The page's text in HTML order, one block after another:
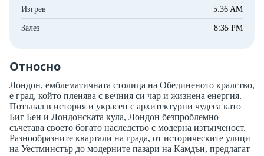
Изгрев 5:36 AM
Залез 8:35 PM
Относно
Лондон, емблематичната столица на Обединеното кралство,
е град, който пленява с вечния си чар и жизнена енергия.
Потънал в история и украсен с архитектурни чудеса като
Биг Бен и Лондонската кула, Лондон безпроблемно
съчетава своето богато наследство с модерна изтънченост.
Разнообразните квартали на града, от историческите улици
на Уестминстър до модерните пазари на Камдън, предлагат